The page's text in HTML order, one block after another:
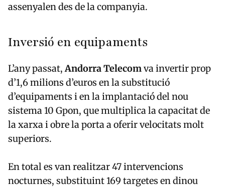
assenyalen des de la companyia.
Inversió en equipaments
L’any passat, Andorra Telecom va invertir prop
d’1,6 milions d’euros en la substitució
d’equipaments i en la implantació del nou
sistema 10 Gpon, que multiplica la capacitat de
la xarxa i obre la porta a oferir velocitats molt
superiors.
En total es van realitzar 47 intervencions
nocturnes, substituint 169 targetes en dinou